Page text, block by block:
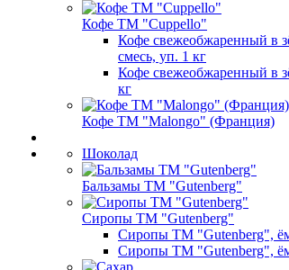
Кофе ТМ "Cuppello"
Кофе свежеобжаренный в
смесь, уп. 1 кг
Кофе свежеобжаренный в
кг
Кофе ТМ "Malongo" (Франция)
Шоколад
Бальзамы ТМ "Gutenberg"
Сиропы ТМ "Gutenberg"
Сиропы ТМ "Gutenberg",
Сиропы ТМ "Gutenberg",